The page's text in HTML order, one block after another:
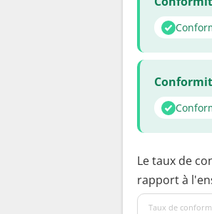
Le taux de
rapport à
Taux de